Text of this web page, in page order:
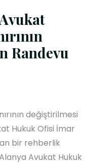
Randevu
değiştirilmesi
Hukuk Ofisi İmar
bir rehberlik
Avukat Hukuk